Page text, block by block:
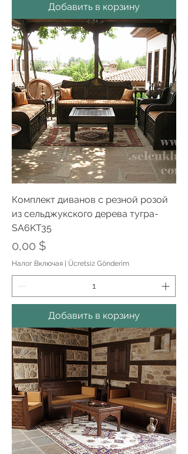
Добавить в корзину
Комплект диванов с резной розой
из сельджукского дерева тугра-
SA6KT35
Цена
0,00 $
Налог Включая | Ücretsiz Gönderim
Добавить в корзину